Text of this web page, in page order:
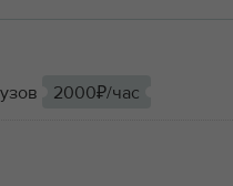
2000₽/час